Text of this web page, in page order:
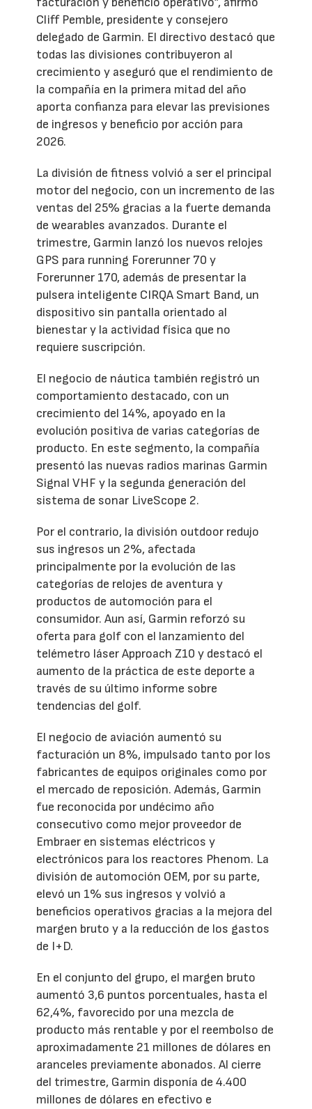
Cliff Pemble, presidente y consejero
delegado de Garmin. El directivo destacó que
todas las divisiones contribuyeron al
crecimiento y aseguró que el rendimiento de
la compañía en la primera mitad del año
aporta confianza para elevar las previsiones
de ingresos y beneficio por acción para
2026.
La división de fitness volvió a ser el principal
motor del negocio, con un incremento de las
ventas del 25% gracias a la fuerte demanda
de wearables avanzados. Durante el
trimestre, Garmin lanzó los nuevos relojes
GPS para running Forerunner 70 y
Forerunner 170, además de presentar la
pulsera inteligente CIRQA Smart Band, un
dispositivo sin pantalla orientado al
bienestar y la actividad física que no
requiere suscripción.
El negocio de náutica también registró un
comportamiento destacado, con un
crecimiento del 14%, apoyado en la
evolución positiva de varias categorías de
producto. En este segmento, la compañía
presentó las nuevas radios marinas Garmin
Signal VHF y la segunda generación del
sistema de sonar LiveScope 2.
Por el contrario, la división outdoor redujo
sus ingresos un 2%, afectada
principalmente por la evolución de las
categorías de relojes de aventura y
productos de automoción para el
consumidor. Aun así, Garmin reforzó su
oferta para golf con el lanzamiento del
telémetro láser Approach Z10 y destacó el
aumento de la práctica de este deporte a
través de su último informe sobre
tendencias del golf.
El negocio de aviación aumentó su
facturación un 8%, impulsado tanto por los
fabricantes de equipos originales como por
el mercado de reposición. Además, Garmin
fue reconocida por undécimo año
consecutivo como mejor proveedor de
Embraer en sistemas eléctricos y
electrónicos para los reactores Phenom. La
división de automoción OEM, por su parte,
elevó un 1% sus ingresos y volvió a
beneficios operativos gracias a la mejora del
margen bruto y a la reducción de los gastos
de I+D.
En el conjunto del grupo, el margen bruto
aumentó 3,6 puntos porcentuales, hasta el
62,4%, favorecido por una mezcla de
producto más rentable y por el reembolso de
aproximadamente 21 millones de dólares en
aranceles previamente abonados. Al cierre
del trimestre, Garmin disponía de 4.400
millones de dólares en efectivo e